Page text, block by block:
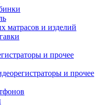
матрасов и изделий
и прочее
и прочее